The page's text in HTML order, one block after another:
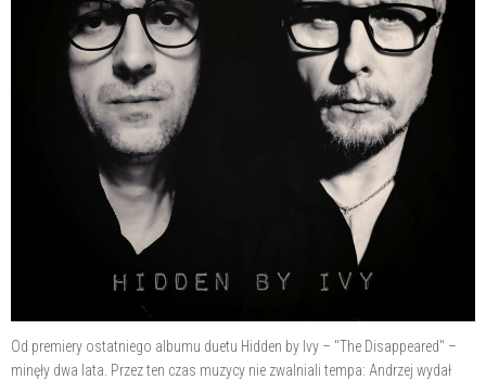
Od premiery ostatniego albumu duetu Hidden by Ivy – "The Disappeared" –
minęły dwa lata. Przez ten czas muzycy nie zwalniali tempa: Andrzej wydał